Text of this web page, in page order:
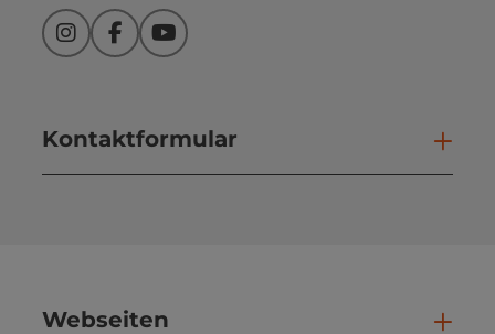
InstagramFacebookYouTube
Kontaktformular
Webseiten